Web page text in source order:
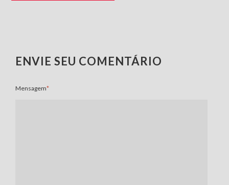
ENVIE SEU COMENTÁRIO
Mensagem*